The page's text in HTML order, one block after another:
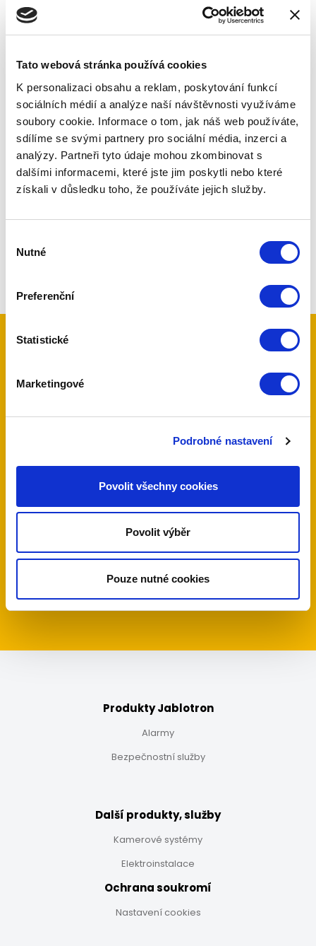
Tato webová stránka používá cookies
K personalizaci obsahu a reklam, poskytování funkcí
sociálních médií a analýze naší návštěvnosti využíváme
soubory cookie. Informace o tom, jak náš web používáte,
sdílíme se svými partnery pro sociální média, inzerci a
analýzy. Partneři tyto údaje mohou zkombinovat s
dalšími informacemi, které jste jim poskytli nebo které
získali v důsledku toho, že používáte jejich služby.
souhlasu
Nutné
Preferenční
Statistické
Marketingové
Podrobné nastavení
Povolit všechny cookies
Povolit výběr
Pouze nutné cookies
rekonstrukci dodáváme samozřejmě revizní
pomocí poptávkového formuláře.
poptávkový formulář
Produkty Jablotron
Alarmy
Bezpečnostní služby
Další produkty, služby
Kamerové systémy
Elektroinstalace
Ochrana soukromí
Nastavení cookies